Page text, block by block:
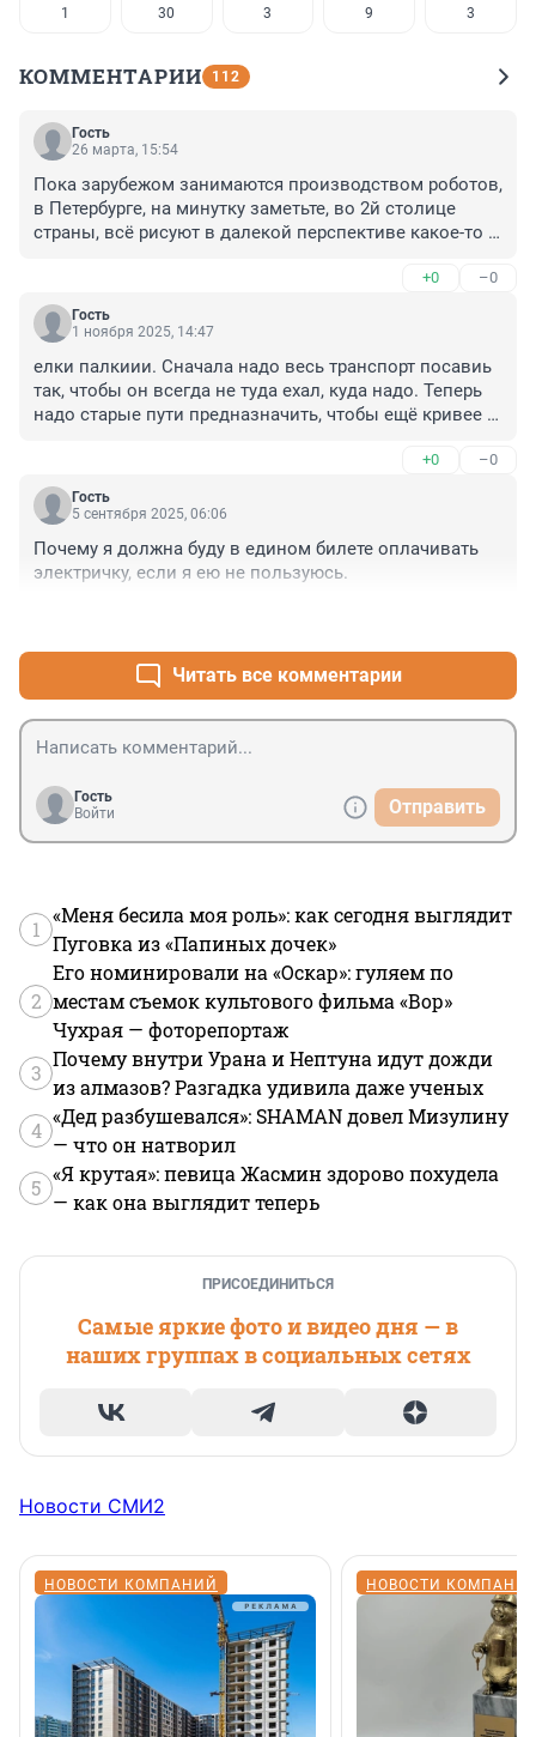
1 30 3 9 3
КОММЕНТАРИИ 112
Гость
26 марта, 15:54
Пока зарубежом занимаются производством роботов,
в Петербурге, на минутку заметьте, во 2й столице
страны, всё рисуют в далекой перспективе какое-то
не могут быстро решить проблему с транспортом, то
что говорить про другие города, это позор, катимся в
начало прошлого века....
+0 –0
Гость
1 ноября 2025, 14:47
елки палкиии. Сначала надо весь транспорт посавиь
так, чтобы он всегда не туда ехал, куда надо. Теперь
надо старые пути предназначить, чтобы ещё кривее
каждый день пробки, не не, это не надо решать
давайте вот так кругом пустим поезда за
космические деньги. Здесь выбор - сделать транспорт
Или пусть все корячатся, как никогда раньше, лишь
бы деньги скорее подмыть
+0 –0
Гость
5 сентября 2025, 06:06
Почему я должна буду в едином билете оплачивать
электричку, если я ею не пользуюсь.
Читать все комментарии
Гость
Войти
Отправить
1
«Меня бесила моя роль»: как сегодня выглядит
Пуговка из «Папиных дочек»
2
Его номинировали на «Оскар»: гуляем по
местам съемок культового фильма «Вор»
Чухрая — фоторепортаж
3
Почему внутри Урана и Нептуна идут дожди
из алмазов? Разгадка удивила даже ученых
4
«Дед разбушевался»: SHAMAN довел Мизулину
— что он натворил
5
«Я крутая»: певица Жасмин здорово похудела
— как она выглядит теперь
ПРИСОЕДИНИТЬСЯ
Самые яркие фото и видео дня — в
наших группах в социальных сетях
Новости СМИ2
НОВОСТИ КОМПАНИЙ НОВОСТИ